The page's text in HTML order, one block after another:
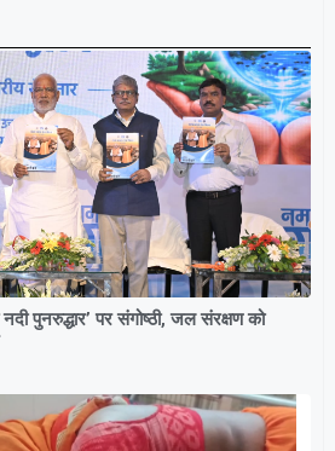
पुनरुद्धार’ पर संगोष्ठी, जल संरक्षण को